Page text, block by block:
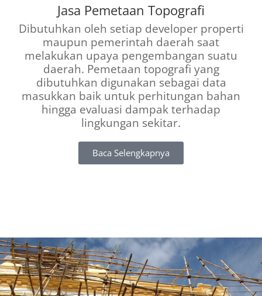
Jasa Pemetaan Topografi
Dibutuhkan oleh setiap developer properti
maupun pemerintah daerah saat
melakukan upaya pengembangan suatu
daerah. Pemetaan topografi yang
dibutuhkan digunakan sebagai data
masukkan baik untuk perhitungan bahan
hingga evaluasi dampak terhadap
lingkungan sekitar.
Baca Selengkapnya